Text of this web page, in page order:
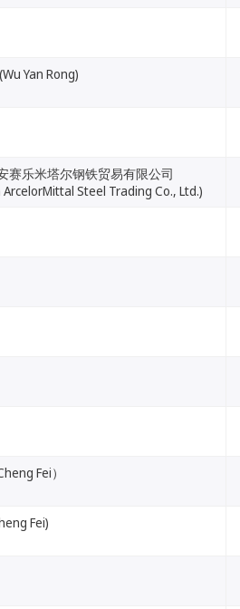
Yan Rong)
赛乐米塔尔钢铁贸易有限公司
Steel Trading Co., Ltd.)
Fei）
Fei)